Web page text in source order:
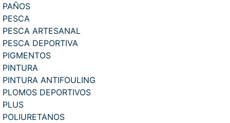
PAÑOS
PESCA
PESCA ARTESANAL
PESCA DEPORTIVA
PIGMENTOS
PINTURA
PINTURA ANTIFOULING
PLOMOS DEPORTIVOS
PLUS
POLIURETANOS